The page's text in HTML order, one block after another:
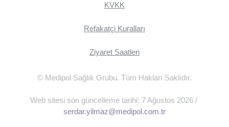
KVKK
Refakatçi Kuralları
Ziyaret Saatleri
© Medipol Sağlık Grubu. Tüm Hakları Saklıdır.
Web sitesi son güncelleme tarihi: 7 Ağustos 2026 /
serdar.yilmaz@medipol.com.tr